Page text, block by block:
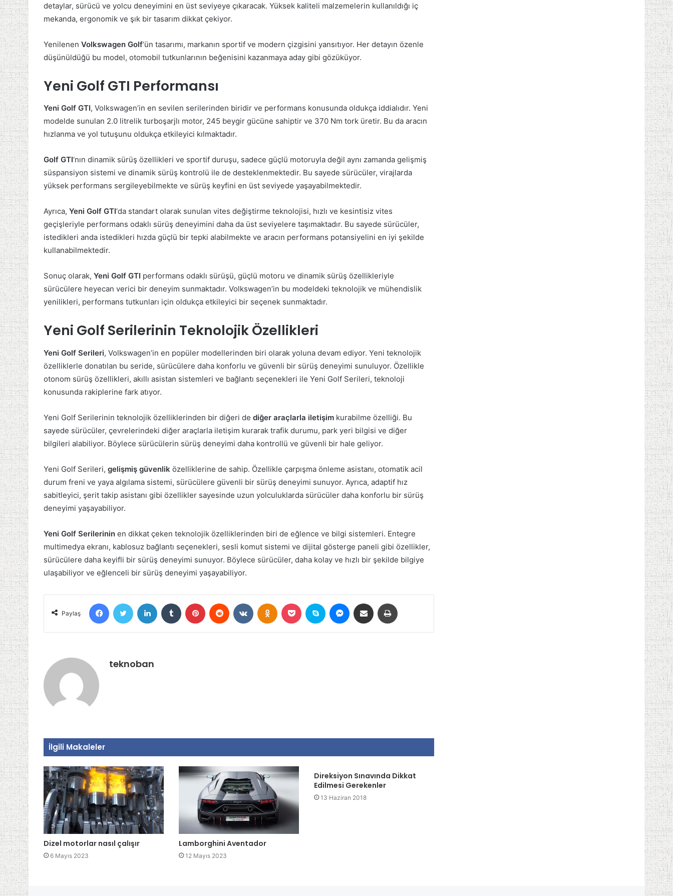
detaylar, sürücü ve yolcu deneyimini en üst seviyeye çıkaracak. Yüksek kaliteli malzemelerin kullanıldığı iç
mekanda, ergonomik ve şık bir tasarım dikkat çekiyor.
Yenilenen Volkswagen Golf‘ün tasarımı, markanın sportif ve modern çizgisini yansıtıyor. Her detayın özenle
düşünüldüğü bu model, otomobil tutkunlarının beğenisini kazanmaya aday gibi gözüküyor.
Yeni Golf GTI Performansı
Yeni Golf GTI, Volkswagen’in en sevilen serilerinden biridir ve performans konusunda oldukça iddialıdır. Yeni
modelde sunulan 2.0 litrelik turboşarjlı motor, 245 beygir gücüne sahiptir ve 370 Nm tork üretir. Bu da aracın
hızlanma ve yol tutuşunu oldukça etkileyici kılmaktadır.
Golf GTI‘nın dinamik sürüş özellikleri ve sportif duruşu, sadece güçlü motoruyla değil aynı zamanda gelişmiş
süspansiyon sistemi ve dinamik sürüş kontrolü ile de desteklenmektedir. Bu sayede sürücüler, virajlarda
yüksek performans sergileyebilmekte ve sürüş keyfini en üst seviyede yaşayabilmektedir.
Ayrıca, Yeni Golf GTI‘da standart olarak sunulan vites değiştirme teknolojisi, hızlı ve kesintisiz vites
geçişleriyle performans odaklı sürüş deneyimini daha da üst seviyelere taşımaktadır. Bu sayede sürücüler,
istedikleri anda istedikleri hızda güçlü bir tepki alabilmekte ve aracın performans potansiyelini en iyi şekilde
kullanabilmektedir.
Sonuç olarak, Yeni Golf GTI performans odaklı sürüşü, güçlü motoru ve dinamik sürüş özellikleriyle
sürücülere heyecan verici bir deneyim sunmaktadır. Volkswagen’in bu modeldeki teknolojik ve mühendislik
yenilikleri, performans tutkunları için oldukça etkileyici bir seçenek sunmaktadır.
Yeni Golf Serilerinin Teknolojik Özellikleri
Yeni Golf Serileri, Volkswagen’in en popüler modellerinden biri olarak yoluna devam ediyor. Yeni teknolojik
özelliklerle donatılan bu seride, sürücülere daha konforlu ve güvenli bir sürüş deneyimi sunuluyor. Özellikle
otonom sürüş özellikleri, akıllı asistan sistemleri ve bağlantı seçenekleri ile Yeni Golf Serileri, teknoloji
konusunda rakiplerine fark atıyor.
Yeni Golf Serilerinin teknolojik özelliklerinden bir diğeri de diğer araçlarla iletişim kurabilme özelliği. Bu
sayede sürücüler, çevrelerindeki diğer araçlarla iletişim kurarak trafik durumu, park yeri bilgisi ve diğer
bilgileri alabiliyor. Böylece sürücülerin sürüş deneyimi daha kontrollü ve güvenli bir hale geliyor.
Yeni Golf Serileri, gelişmiş güvenlik özelliklerine de sahip. Özellikle çarpışma önleme asistanı, otomatik acil
durum freni ve yaya algılama sistemi, sürücülere güvenli bir sürüş deneyimi sunuyor. Ayrıca, adaptif hız
sabitleyici, şerit takip asistanı gibi özellikler sayesinde uzun yolculuklarda sürücüler daha konforlu bir sürüş
deneyimi yaşayabiliyor.
Yeni Golf Serilerinin en dikkat çeken teknolojik özelliklerinden biri de eğlence ve bilgi sistemleri. Entegre
multimedya ekranı, kablosuz bağlantı seçenekleri, sesli komut sistemi ve dijital gösterge paneli gibi özellikler,
sürücülere daha keyifli bir sürüş deneyimi sunuyor. Böylece sürücüler, daha kolay ve hızlı bir şekilde bilgiye
ulaşabiliyor ve eğlenceli bir sürüş deneyimi yaşayabiliyor.
Paylaş
FacebookTwitter LinkedIn Tumblr Pinterest Reddit VKontakteOdnoklassniki
Pocket Skype MessengerE-Posta ile paylaş
teknoban
İlgili Makaleler
Dizel motorlar nasıl çalışır
6 Mayıs 2023
Lamborghini Aventador
12 Mayıs 2023
Direksiyon Sınavında Dikkat
Edilmesi Gerekenler
13 Haziran 2018